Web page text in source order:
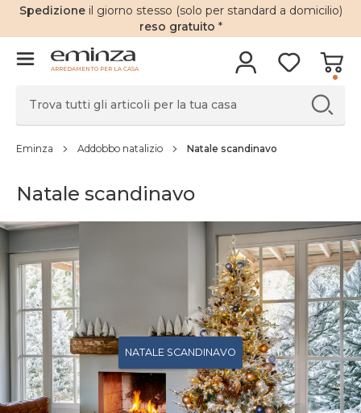
Spedizione il giorno stesso (solo per standard a domicilio)
reso gratuito *
ARREDAMENTO PER LA CASA
Eminza Addobbo natalizio Natale scandinavo
Natale scandinavo
NATALE SCANDINAVO